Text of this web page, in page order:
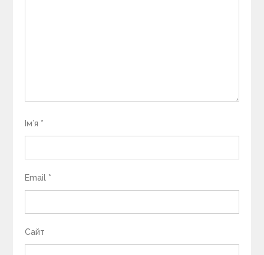
Ім’я *
Email *
Сайт